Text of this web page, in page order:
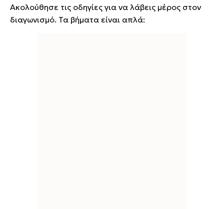
Ακολούθησε τις οδηγίες για να λάβεις μέρος στον
διαγωνισμό. Τα βήματα είναι απλά: